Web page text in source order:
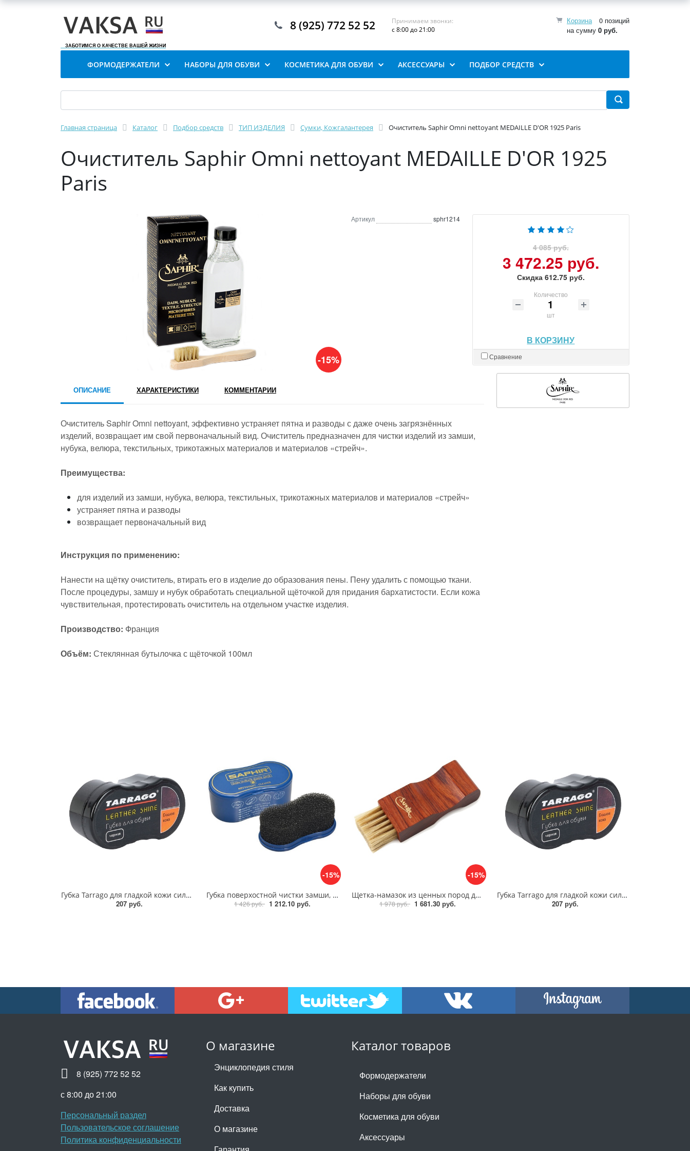
ЗАБОТИМСЯ О КАЧЕСТВЕ ВАШЕЙ ЖИЗНИ
Корзина
0 позиций
на сумму 0 руб.
8 (925) 772 52 52
Принимаем звонки:
с 8:00 до 21:00
ФОРМОДЕРЖАТЕЛИ НАБОРЫ ДЛЯ ОБУВИ КОСМЕТИКА ДЛЯ ОБУВИ АКСЕССУАРЫ ПОДБОР СРЕДСТВ
Главная страница Каталог Подбор средств ТИП ИЗДЕЛИЯ Сумки, Кожгалантерея Очиститель Saphir Omni nettoyant MEDAILLE D'OR 1925 Paris
Очиститель Saphir Omni nettoyant MEDAILLE D'OR 1925
Paris
-15%
Артикул sphr1214
4 085 руб.
3 472.25 руб.
Скидка 612.75 руб.
Количество
шт
В КОРЗИНУ
Сравнение
ОПИСАНИЕ ХАРАКТЕРИСТИКИ КОММЕНТАРИИ
Очиститель Saphir Omni nettoyant, эффективно устраняет пятна и разводы с даже очень загрязнённых
изделий, возвращает им свой первоначальный вид. Очиститель предназначен для чистки изделий из замши,
нубука, велюра, текстильных, трикотажных материалов и материалов «стрейч».
Преимущества:
для изделий из замши, нубука, велюра, текстильных, трикотажных материалов и материалов «стрейч»
устраняет пятна и разводы
возвращает первоначальный вид
Инструкция по применению:
Нанести на щётку очиститель, втирать его в изделие до образования пены. Пену удалить с помощью ткани.
После процедуры, замшу и нубук обработать специальной щёточкой для придания бархатистости. Если кожа
чувствительная, протестировать очиститель на отдельном участке изделия.
Производство: Франция
Объём: Стеклянная бутылочка с щёточкой 100мл
Губка Tarrago для гладкой кожи силикон1
207 руб.
-15%
Губка поверхостной чистки замши, велюра Saphir Nettoyant cleaner
1 426 руб. 1 212.10 руб.
-15%
Щетка-намазок из ценных пород дерева Saphir Brosse Pommadier
1 978 руб. 1 681.30 руб.
Губка Tarrago для гладкой кожи силикон
207 руб.
О магазине
Энциклопедия стиля
Как купить
Доставка
О магазине
Каталог товаров
Формодержатели
Наборы для обуви
Косметика для обуви
Аксессуары
8 (925) 772 52 52
с 8:00 до 21:00
Персональный раздел
Пользовательское соглашение
Политика конфиденциальности